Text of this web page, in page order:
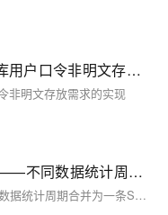
GBase 数据库 加密客户端---数据库用户口令非明文存放需求的实现
非明文存放需求的实现
gbase 8a 数据库 SQL合并类优化——不同数据统计周期合并为一条SQL语句
gbase 8a 数据库 SQL合并类优化——不同数据统计周期合并为一条SQL语句